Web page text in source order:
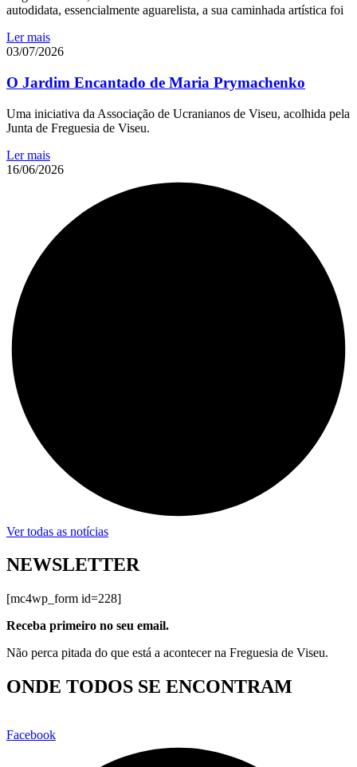
autodidata, essencialmente aguarelista, a sua caminhada artística foi
Ler mais
03/07/2026
O Jardim Encantado de Maria Prymachenko
Uma iniciativa da Associação de Ucranianos de Viseu, acolhida pela
Junta de Freguesia de Viseu.
Ler mais
16/06/2026
Ver todas as notícias
NEWSLETTER
[mc4wp_form id=228]
Receba primeiro no seu email.
Não perca pitada do que está a acontecer na Freguesia de Viseu.
ONDE TODOS SE ENCONTRAM
Facebook